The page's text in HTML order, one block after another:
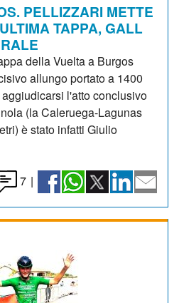
PELLIZZARI METTE
TAPPA, GALL
della Vuelta a Burgos
allungo portato a 1400
l'atto conclusivo
(la Caleruega-Lagunas
è stato infatti Giulio
7 |